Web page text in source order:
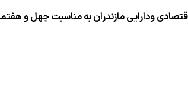
ودارایی مازندران به مناسبت چهل و